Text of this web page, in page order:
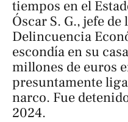
tiempos en el
Óscar S. G., jefe
Delincuencia
escondía en su
millones de euros
presuntamente
narco. Fue
2024.